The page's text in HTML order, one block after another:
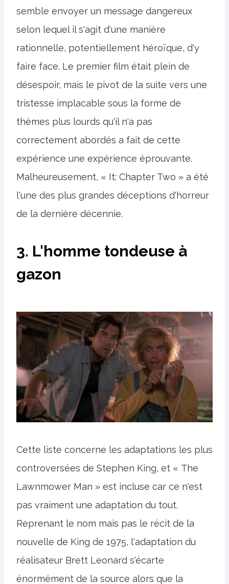
semble envoyer un message dangereux
selon lequel il s'agit d'une manière
rationnelle, potentiellement héroïque, d'y
faire face. Le premier film était plein de
désespoir, mais le pivot de la suite vers une
tristesse implacable sous la forme de
thèmes plus lourds qu'il n'a pas
correctement abordés a fait de cette
expérience une expérience éprouvante.
Malheureusement, « It: Chapter Two » a été
l'une des plus grandes déceptions d'horreur
de la dernière décennie.
3. L'homme tondeuse à
gazon
Cette liste concerne les adaptations les plus
controversées de Stephen King, et « The
Lawnmower Man » est incluse car ce n'est
pas vraiment une adaptation du tout.
Reprenant le nom mais pas le récit de la
nouvelle de King de 1975, l'adaptation du
réalisateur Brett Leonard s'écarte
énormément de la source alors que la